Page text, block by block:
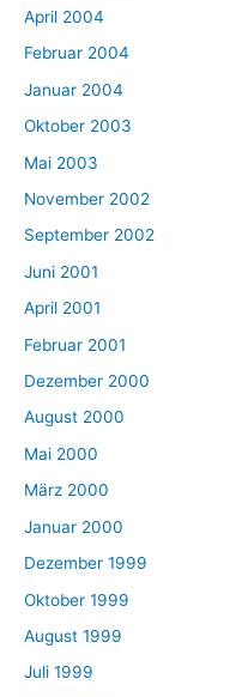
April 2004
Februar 2004
Januar 2004
Oktober 2003
Mai 2003
November 2002
September 2002
Juni 2001
April 2001
Februar 2001
Dezember 2000
August 2000
Mai 2000
März 2000
Januar 2000
Dezember 1999
Oktober 1999
August 1999
Juli 1999